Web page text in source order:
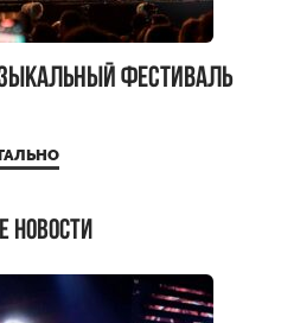
фестиваль
новости